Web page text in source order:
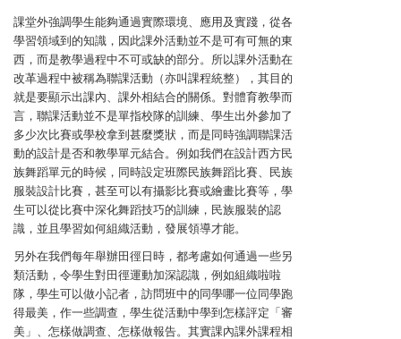
課堂外強調學生能夠通過實際環境、應用及實踐，從各
學習領域到的知識，因此課外活動並不是可有可無的東
西，而是教學過程中不可或缺的部分。所以課外活動在
改革過程中被稱為聯課活動（亦叫課程統整），其目的
就是要顯示出課內、課外相結合的關係。對體育教學而
言，聯課活動並不是單指校隊的訓練、學生出外參加了
多少次比賽或學校拿到甚麼獎狀，而是同時強調聯課活
動的設計是否和教學單元結合。例如我們在設計西方民
族舞蹈單元的時候，同時設定班際民族舞蹈比賽、民族
服裝設計比賽，甚至可以有攝影比賽或繪畫比賽等，學
生可以從比賽中深化舞蹈技巧的訓練，民族服裝的認
識，並且學習如何組織活動，發展領導才能。
另外在我們每年舉辦田徑日時，都考慮如何通過一些另
類活動，令學生對田徑運動加深認識，例如組織啦啦
隊，學生可以做小記者，訪問班中的同學哪一位同學跑
得最美，作一些調查，學生從活動中學到怎樣評定「審
美」、怎樣做調查、怎樣做報告。其實課內課外課程相